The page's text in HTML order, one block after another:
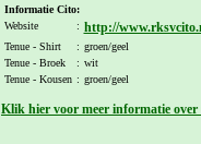
Informatie Cito:
Website
: http://
Tenue - Shirt : groen/geel
Tenue - Broek
: wit
Tenue - Kousen : groen/geel
Klik hier voor meer informatie over